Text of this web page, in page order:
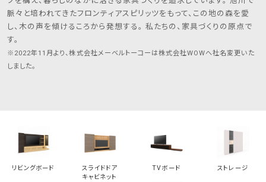
脈々と培われてきたフロンティアスピリッツをもって、この地の森を愛
し、木の声を傾けるころから発想する。 私たちの、家具づくりの原点で
す。
※2022年11月より、株式会社メーベルトーコーは株式会社WOWへ社名変更いた
しました。
リビングボード
スライドドア
キャビネット
TVボード ストレージ